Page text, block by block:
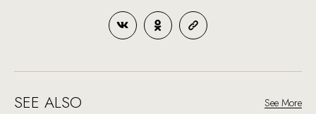
SEE ALSO See More